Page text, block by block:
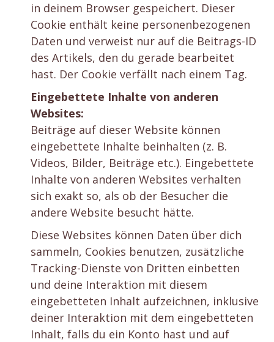
in deinem Browser gespeichert. Dieser
Cookie enthält keine personenbezogenen
Daten und verweist nur auf die Beitrags-ID
des Artikels, den du gerade bearbeitet
hast. Der Cookie verfällt nach einem Tag.
Eingebettete Inhalte von anderen
Websites:
Beiträge auf dieser Website können
eingebettete Inhalte beinhalten (z. B.
Videos, Bilder, Beiträge etc.). Eingebettete
Inhalte von anderen Websites verhalten
sich exakt so, als ob der Besucher die
andere Website besucht hätte.
Diese Websites können Daten über dich
sammeln, Cookies benutzen, zusätzliche
Tracking-Dienste von Dritten einbetten
und deine Interaktion mit diesem
eingebetteten Inhalt aufzeichnen, inklusive
deiner Interaktion mit dem eingebetteten
Inhalt, falls du ein Konto hast und auf